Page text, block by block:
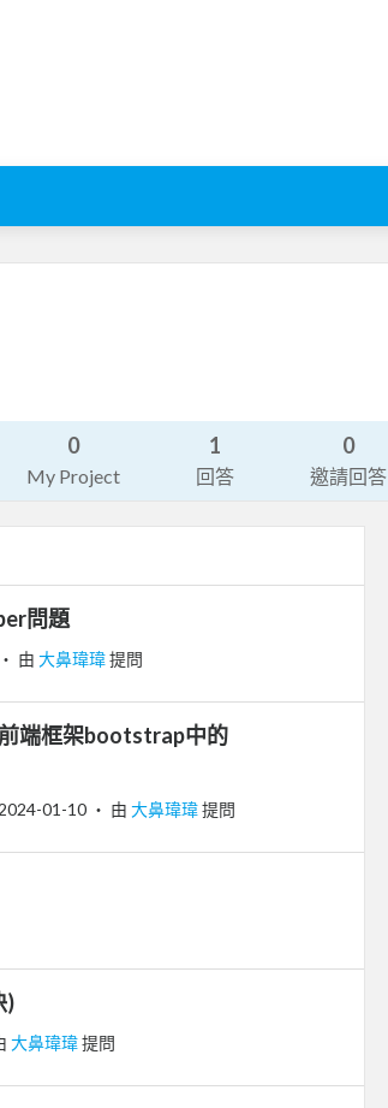
0
My Project
1
回答
0
邀請回答
問題
‧ 由 大鼻瑋瑋提問
端框架bootstrap中的
2024-01-10 ‧ 由 大鼻瑋瑋提問
)
大鼻瑋瑋提問